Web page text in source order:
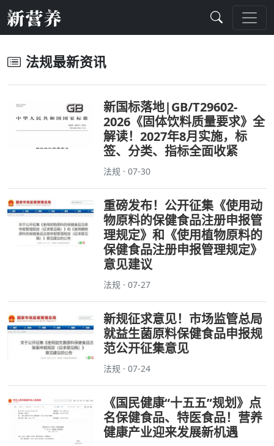
法规最新资讯
新国标落地|GB/T29602-
2026《固体饮料质量要求》全
解读！2027年8月实施，标
签、分类、指标全面收紧
法规 · 07-30
重磅发布！公开征集《使用动
物原料的保健食品注册申报管
理规定》和《使用植物原料的
保健食品注册申报管理规定》
意见建议
法规 · 07-27
新规征求意见！市场监管总局
就益生菌原料保健食品申报规
范公开征集意见
法规 · 07-24
《国民健康“十五五”规划》点
名保健食品、特医食品！营养
健康产业迎来发展新机遇